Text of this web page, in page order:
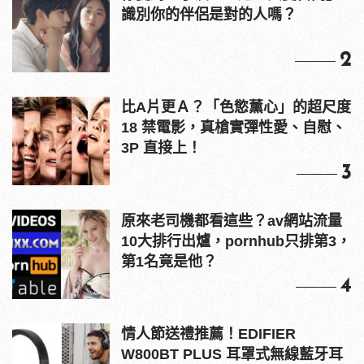
識別你的伴侶是對的人嗎？
2
比A片更Ａ？「色慾薰心」的超尺度
18 禁電影，真槍實彈性愛、自慰、
3P 直接上！
3
原來老司機都看這些？av網站流量
10大排行出爐，pornhub只排第3，
第1名竟是他？
4
情人節送禮推薦！EDIFIER
W800BT PLUS 耳罩式無線藍牙耳